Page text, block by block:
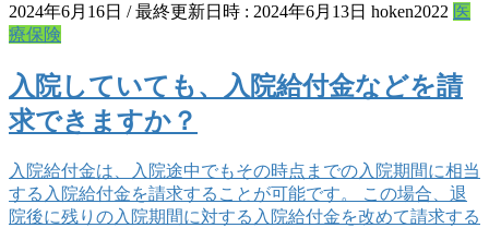
2024年6月16日 / 最終更新日時 : 2024年6月13日 hoken2022 医
療保険
入院していても、入院給付金などを請
求できますか？
入院給付金は、入院途中でもその時点までの入院期間に相当
する入院給付金を請求することが可能です。 この場合、退
院後に残りの入院期間に対する入院給付金を改めて請求する